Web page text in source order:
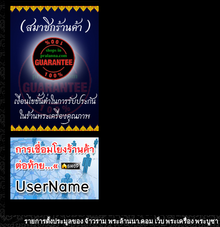
รายการตั้งประมูลของ จ้าวราม พระล้านนา.คอม เว็บ พระเครื่อง พระบู